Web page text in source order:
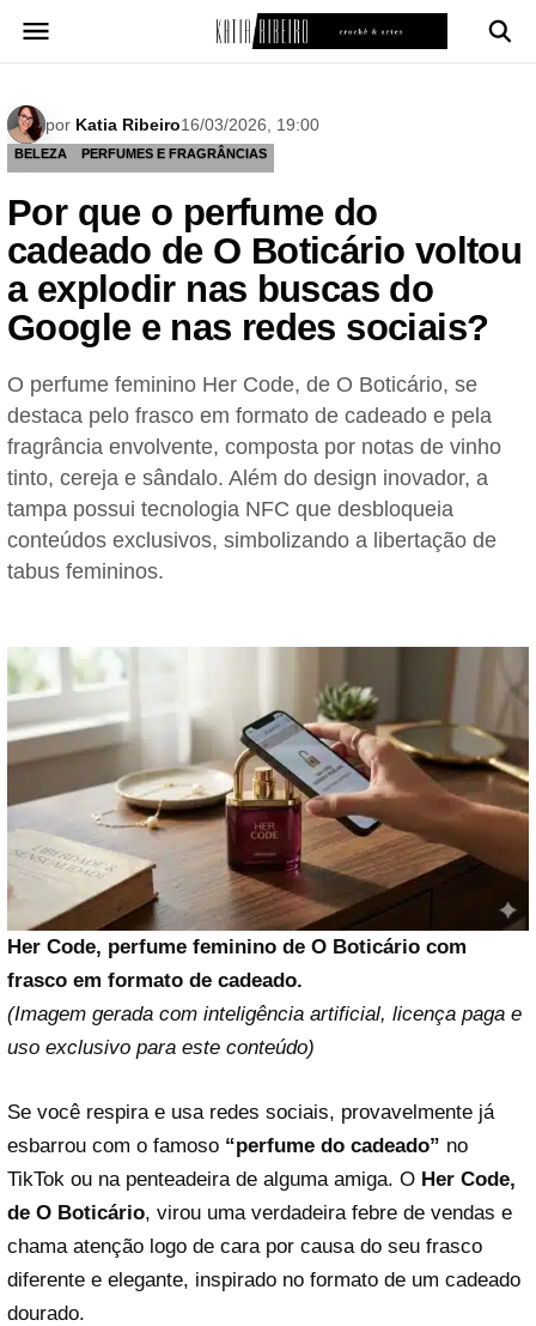
para
por Katia Ribeiro16/03/2026, 19:00
BELEZA PERFUMES E FRAGRÂNCIAS
Por que o perfume do
cadeado de O Boticário voltou
a explodir nas buscas do
Google e nas redes sociais?
O perfume feminino Her Code, de O Boticário, se
destaca pelo frasco em formato de cadeado e pela
fragrância envolvente, composta por notas de vinho
tinto, cereja e sândalo. Além do design inovador, a
tampa possui tecnologia NFC que desbloqueia
conteúdos exclusivos, simbolizando a libertação de
tabus femininos.
Her Code, perfume feminino de O Boticário com
frasco em formato de cadeado.
(Imagem gerada com inteligência artificial, licença paga e
uso exclusivo para este conteúdo)
Se você respira e usa redes sociais, provavelmente já
esbarrou com o famoso “perfume do cadeado” no
TikTok ou na penteadeira de alguma amiga. O Her Code,
de O Boticário, virou uma verdadeira febre de vendas e
chama atenção logo de cara por causa do seu frasco
diferente e elegante, inspirado no formato de um cadeado
dourado.